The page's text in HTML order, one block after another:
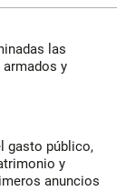
las
y
gasto público,
y
anuncios